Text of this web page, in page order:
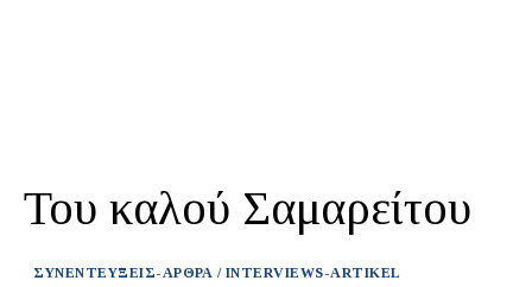
Του καλού Σαμαρείτου
ΣΥΝΕΝΤΕΥΞΕΙΣ-ΑΡΘΡΑ / INTERVIEWS-ARTIKEL